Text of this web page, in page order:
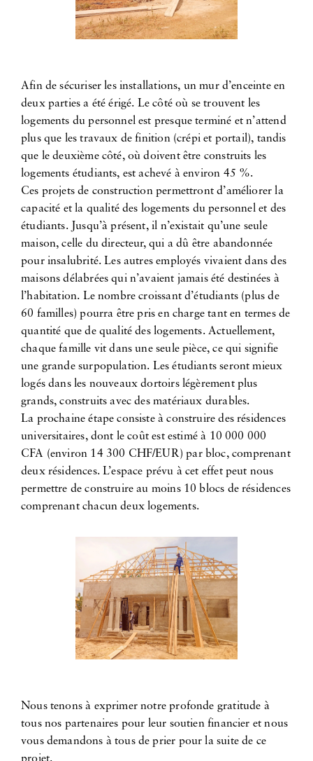
Afin de sécuriser les installations, un mur d’enceinte en
deux parties a été érigé. Le côté où se trouvent les
logements du personnel est presque terminé et n’attend
plus que les travaux de finition (crépi et portail), tandis
que le deuxième côté, où doivent être construits les
logements étudiants, est achevé à environ 45 %.
Ces projets de construction permettront d’améliorer la
capacité et la qualité des logements du personnel et des
étudiants. Jusqu’à présent, il n’existait qu’une seule
maison, celle du directeur, qui a dû être abandonnée
pour insalubrité. Les autres employés vivaient dans des
maisons délabrées qui n’avaient jamais été destinées à
l’habitation. Le nombre croissant d’étudiants (plus de
60 familles) pourra être pris en charge tant en termes de
quantité que de qualité des logements. Actuellement,
chaque famille vit dans une seule pièce, ce qui signifie
une grande surpopulation. Les étudiants seront mieux
logés dans les nouveaux dortoirs légèrement plus
grands, construits avec des matériaux durables.
La prochaine étape consiste à construire des résidences
universitaires, dont le coût est estimé à 10 000 000
CFA (environ 14 300 CHF/EUR) par bloc, comprenant
deux résidences. L’espace prévu à cet effet peut nous
permettre de construire au moins 10 blocs de résidences
comprenant chacun deux logements.
Nous tenons à exprimer notre profonde gratitude à
tous nos partenaires pour leur soutien financier et nous
vous demandons à tous de prier pour la suite de ce